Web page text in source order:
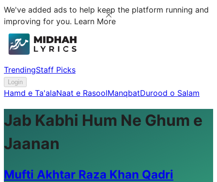
We've added ads to help keep the platform running and
improving for you. Learn More
TrendingStaff Picks
Login
Hamd e Ta'alaNaat e RasoolManqbatDurood o Salam
Jab Kabhi Hum Ne Ghum e
Jaanan
Mufti Akhtar Raza Khan Qadri